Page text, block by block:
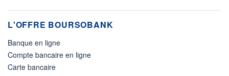
L'OFFRE BOURSOBANK
Banque en ligne
Compte bancaire en ligne
Carte bancaire